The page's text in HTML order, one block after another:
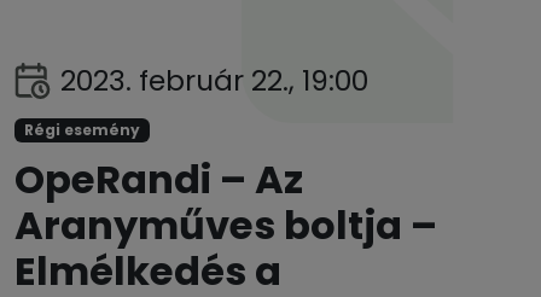
2023. február 22., 19:00
Régi esemény
OpeRandi – Az
Aranyműves boltja –
Elmélkedés a